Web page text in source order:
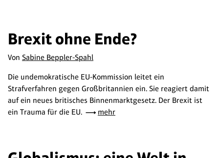
Brexit ohne Ende?
Von Sabine Beppler-Spahl
Die undemokratische EU-Kommission leitet ein
Strafverfahren gegen Großbritannien ein. Sie reagiert damit
auf ein neues britisches Binnenmarktgesetz. Der Brexit ist
ein Trauma für die EU.
mehr